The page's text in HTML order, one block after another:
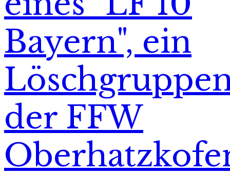
Bayern", ein
der FFW